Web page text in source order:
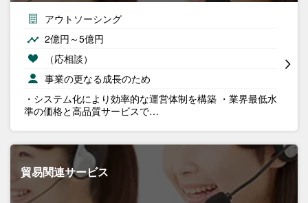
アウトソーシング
2億円～5億円
（応相談）
事業の更なる成長のため
・システム化により効率的な運営体制を構築 ・業界最低水
準の価格と高品質サービスで…
貿易関連サービス